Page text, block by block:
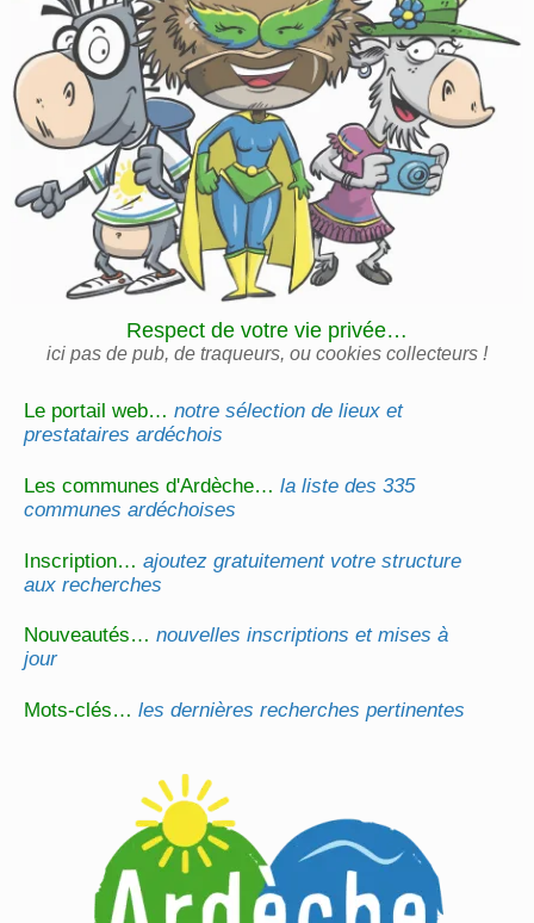
Le portail web…notre sélection de lieux et
prestataires ardéchois
Les communes d'Ardèche…la liste des 335
communes ardéchoises
Inscription…ajoutez gratuitement votre structure
aux recherches
Nouveautés…nouvelles inscriptions et mises à
jour
Mots-clés…les dernières recherches pertinentes
Respect de votre vie privée…
ici pas de pub, de traqueurs, ou cookies collecteurs !